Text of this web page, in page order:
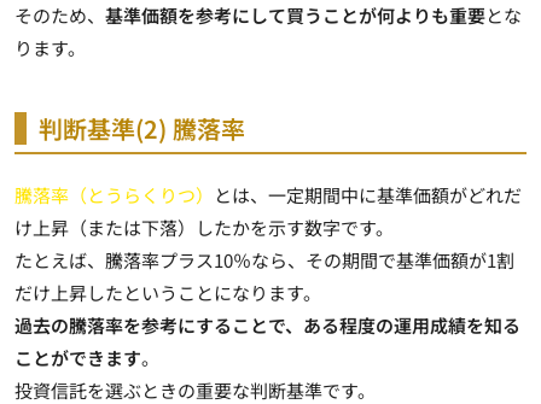
そのため、 基準価額を参考にして買うことが何よりも重要とな
ります。
判断基準(2) 騰落率
騰落率（とうらくりつ） とは、 一定期間中に基準価額がどれだ
け上昇（または下落）したかを示す数字です。
たとえば、騰落率プラス10％なら、その期間で基準価額が1割
だけ上昇したということになります。
過去の騰落率を参考にすることで、ある程度の運用成績を知る
ことができます。
投資信託を選ぶときの重要な判断基準です。